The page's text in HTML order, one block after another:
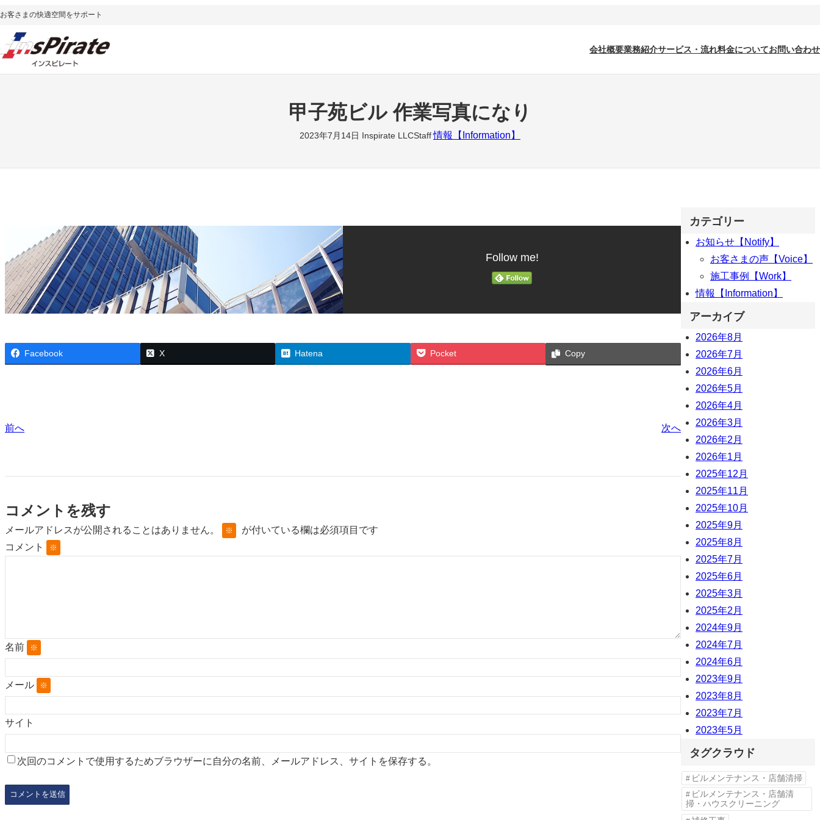
内
を
お客さまの快適空間をサポート
会社概要業務紹介サービス・流れ料金についてお問い合わせ
甲子苑ビル 作業写真になり
2023年7月14日 Inspirate LLCStaff 情報【Information】
Follow me!
Facebook X Hatena Pocket Copy
前へ 次へ
コメントを残す
メールアドレスが公開されることはありません。 ※
が付いている欄は必須項目です
コメント
※
名前 ※
メール ※
サイト
次回のコメントで使用するためブラウザーに自分の名前、メールアドレス、サイトを保存する。
カテゴリー
お知らせ【Notify】
お客さまの声【Voice】
施工事例【Work】
情報【Information】
アーカイブ
2026年8月
2026年7月
2026年6月
2026年5月
2026年4月
2026年3月
2026年2月
2026年1月
2025年12月
2025年11月
2025年10月
2025年9月
2025年8月
2025年7月
2025年6月
2025年3月
2025年2月
2024年9月
2024年7月
2024年6月
2023年9月
2023年8月
2023年7月
2023年5月
タグクラウド
ビルメンテナンス・店舗清掃
ビルメンテナンス・店舗清
掃・ハウスクリーニング